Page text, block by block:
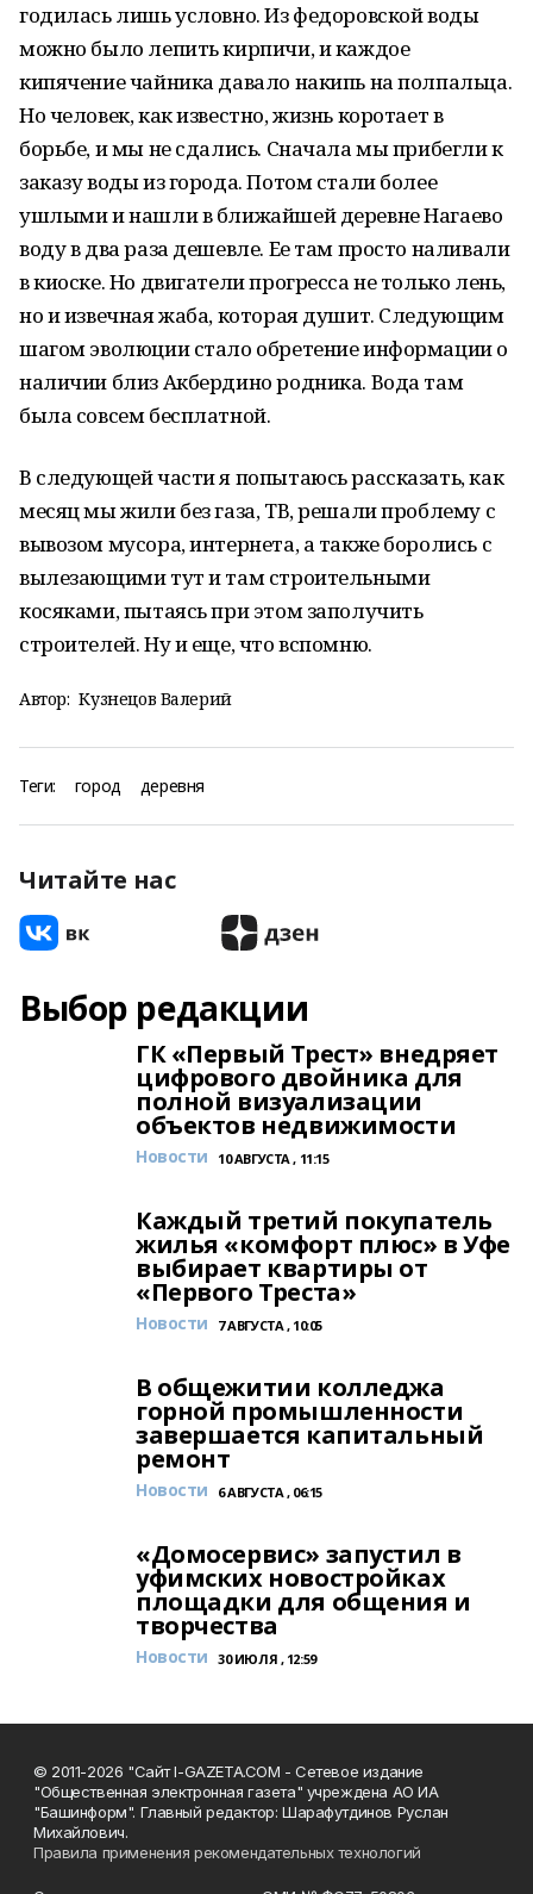
годилась лишь условно. Из федоровской воды
можно было лепить кирпичи, и каждое
кипячение чайника давало накипь на полпальца.
Но человек, как известно, жизнь коротает в
борьбе, и мы не сдались. Сначала мы прибегли к
заказу воды из города. Потом стали более
ушлыми и нашли в ближайшей деревне Нагаево
воду в два раза дешевле. Ее там просто наливали
в киоске. Но двигатели прогресса не только лень,
но и извечная жаба, которая душит. Следующим
шагом эволюции стало обретение информации о
наличии близ Акбердино родника. Вода там
была совсем бесплатной.
В следующей части я попытаюсь рассказать, как
месяц мы жили без газа, ТВ, решали проблему с
вывозом мусора, интернета, а также боролись с
вылезающими тут и там строительными
косяками, пытаясь при этом заполучить
строителей. Ну и еще, что вспомню.
Автор: Кузнецов Валерий
Теги: город деревня
Читайте нас
Выбор редакции
ГК «Первый Трест» внедряет
цифрового двойника для
полной визуализации
объектов недвижимости
Новости 10 АВГУСТА , 11:15
Каждый третий покупатель
жилья «комфорт плюс» в Уфе
выбирает квартиры от
«Первого Треста»
Новости 7 АВГУСТА , 10:05
В общежитии колледжа
горной промышленности
завершается капитальный
ремонт
Новости 6 АВГУСТА , 06:15
«Домосервис» запустил в
уфимских новостройках
площадки для общения и
творчества
Новости 30 ИЮЛЯ , 12:59
© 2011-2026 "Сайт I-GAZETA.COM - Сетевое издание
"Общественная электронная газета" учреждена АО ИА
"Башинформ". Главный редактор: Шарафутдинов Руслан
Михайлович.
Правила применения рекомендательных технологий